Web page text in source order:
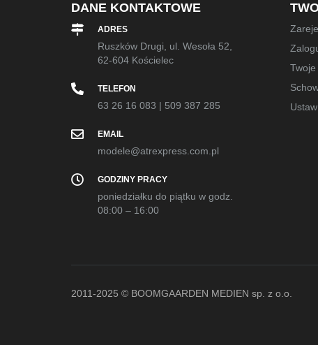
DANE KONTAKTOWE
ADRES
Ruszków Drugi, ul. Wesoła 52,
62-604 Kościelec
TELEFON
63 26 16 083 | 509 387 285
EMAIL
modele@atrexpress.com.pl
GODZINY PRACY
poniedziałku do piątku w godz.
08:00 – 16:00
2011-2025 © BOOMGAARDEN MEDIEN sp. z o.o.